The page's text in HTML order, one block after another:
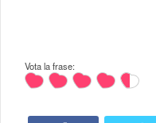
Vota la frase: